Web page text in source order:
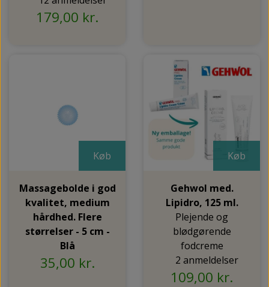
179,00 kr.
Køb
Massagebolde i god
kvalitet, medium
hårdhed. Flere
størrelser - 5 cm -
Blå
35,00 kr.
Køb
Gehwol med.
Lipidro, 125 ml.
Plejende og
blødgørende
fodcreme
2 anmeldelser
109,00 kr.